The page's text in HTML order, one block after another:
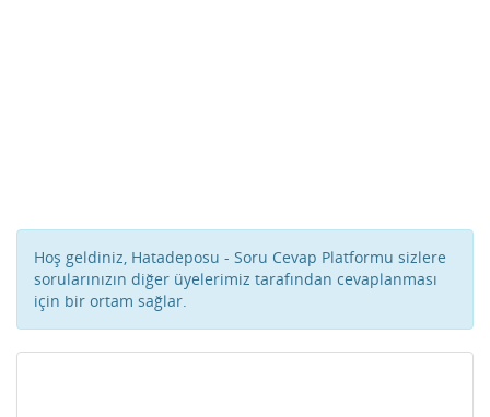
Hoş geldiniz, Hatadeposu - Soru Cevap Platformu sizlere
sorularınızın diğer üyelerimiz tarafından cevaplanması
için bir ortam sağlar.